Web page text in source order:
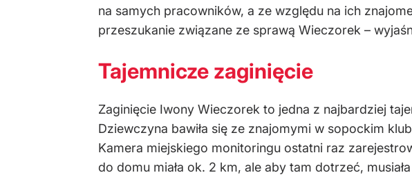
na samych pracowników, a ze względu na ich
przeszukanie związane ze sprawą Wieczorek –
Tajemnicze zaginięcie
Zaginięcie Iwony Wieczorek to jedna z najbardziej
Dziewczyna bawiła się ze znajomymi w sopockim
Kamera miejskiego monitoringu ostatni raz
do domu miała ok. 2 km, ale aby tam dotrzeć,